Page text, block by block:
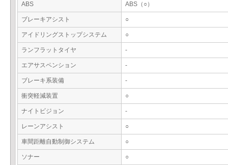
ABS ABS（○）
ブレーキアシスト ○
アイドリングストップシステム ○
ランフラットタイヤ -
エアサスペンション -
ブレーキ系装備 -
衝突軽減装置 ○
ナイトビジョン -
レーンアシスト ○
車間距離自動制御システム ○
ソナー ○